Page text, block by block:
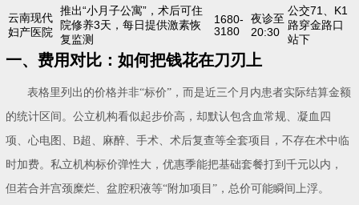
云南现代
妇产医院
推出“小月子公寓”，术后可住
院修养3天，每日提供激素恢
复监测
1680-
3180
夜诊至
20:30
公交71、K1
路穿金路口
站下
一、费用对比：如何把钱花在刀刃上
表格里列出的价格并非“标价”，而是近三个月内患者实际结算金额
的统计区间。公立机构看似起步价高，却默认包含血常规、凝血四
项、心电图、B超、麻醉、手术、术后复查等全套项目，不存在术中临
时加费。私立机构标价弹性大，优惠季能把基础套餐打到千元以内，
但若合并宫颈糜烂、盆腔积液等“附加项目”，总价可能瞬间上浮。